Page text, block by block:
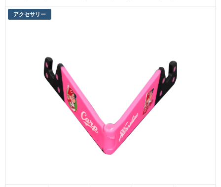
アクセサリー